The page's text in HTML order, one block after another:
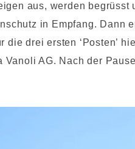
aus, werden begrüsst
in Empfang. Dann
drei ersten ‘Posten’
Vanoli AG. Nach der